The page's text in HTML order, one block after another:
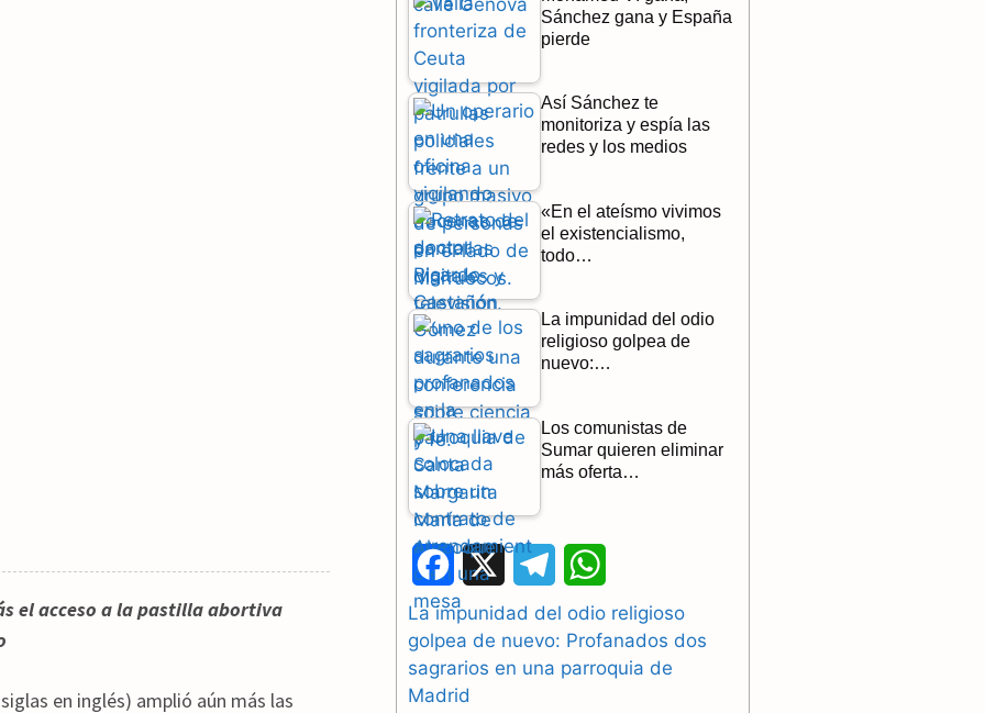
el acceso a la pastilla abortiva
en inglés) amplió aún más las
Sánchez gana y España
pierde
Así Sánchez te
monitoriza y espía las
redes y los medios
«En el ateísmo vivimos
el existencialismo,
todo…
La impunidad del odio
religioso golpea de
nuevo:…
Los comunistas de
Sumar quieren eliminar
más oferta…
F
a
c
e
e
l
h
a
La impunidad del odio religioso
golpea de nuevo: Profanados dos
sagrarios en una parroquia de
Madrid